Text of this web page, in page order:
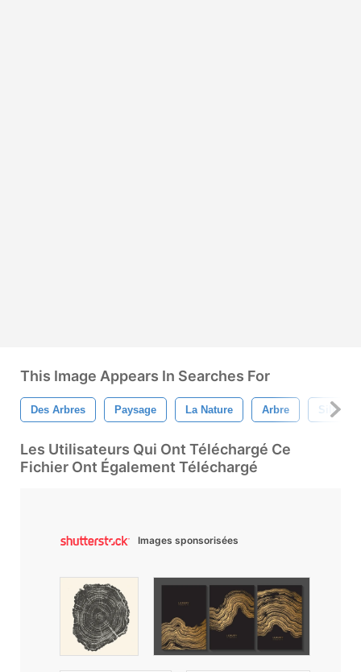
This Image Appears In Searches For
Des Arbres Paysage La Nature Arbre
Les Utilisateurs Qui Ont Téléchargé Ce
Fichier Ont Également Téléchargé
Images sponsorisées